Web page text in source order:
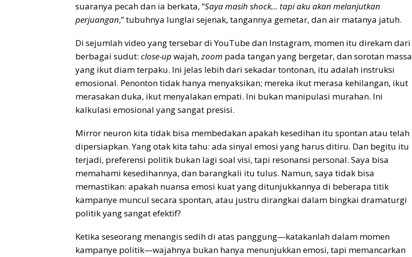
suaranya pecah dan ia berkata, “Saya masih shock… tapi aku akan melanjutkan
perjuangan,” tubuhnya lunglai sejenak, tangannya gemetar, dan air matanya jatuh.
Di sejumlah video yang tersebar di YouTube dan Instagram, momen itu direkam dari
berbagai sudut: close-up wajah,zoom pada tangan yang bergetar, dan sorotan massa
yang ikut diam terpaku. Ini jelas lebih dari sekadar tontonan, itu adalah instruksi
emosional. Penonton tidak hanya menyaksikan; mereka ikut merasa kehilangan, ikut
merasakan duka, ikut menyalakan empati. Ini bukan manipulasi murahan. Ini
kalkulasi emosional yang sangat presisi.
Mirror neuron kita tidak bisa membedakan apakah kesedihan itu spontan atau telah
dipersiapkan. Yang otak kita tahu: ada sinyal emosi yang harus ditiru. Dan begitu itu
terjadi, preferensi politik bukan lagi soal visi, tapi resonansi personal. Saya bisa
memahami kesedihannya, dan barangkali itu tulus. Namun, saya tidak bisa
memastikan: apakah nuansa emosi kuat yang ditunjukkannya di beberapa titik
kampanye muncul secara spontan, atau justru dirangkai dalam bingkai dramaturgi
politik yang sangat efektif?
Ketika seseorang menangis sedih di atas panggung—katakanlah dalam momen
kampanye politik—wajahnya bukan hanya menunjukkan emosi, tapi memancarkan